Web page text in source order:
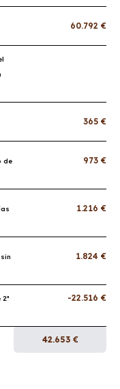
60.792 €
365 €
de
973 €
1.216 €
1.824 €
-22.516 €
42.653 €